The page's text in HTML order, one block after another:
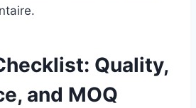
Quality,
and MOQ